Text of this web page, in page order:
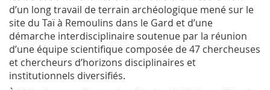
d’un long travail de terrain archéologique mené sur le
site du Taï à Remoulins dans le Gard et d’une
démarche interdisciplinaire soutenue par la réunion
d’une équipe scientifique composée de 47 chercheuses
et chercheurs d’horizons disciplinaires et
institutionnels diversifiés.